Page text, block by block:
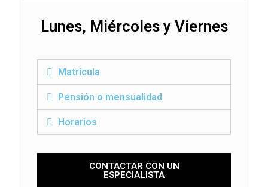
Lunes, Miércoles y Viernes
Matrícula
Pensión o mensualidad
Horarios
CONTACTAR CON UN
ESPECIALISTA